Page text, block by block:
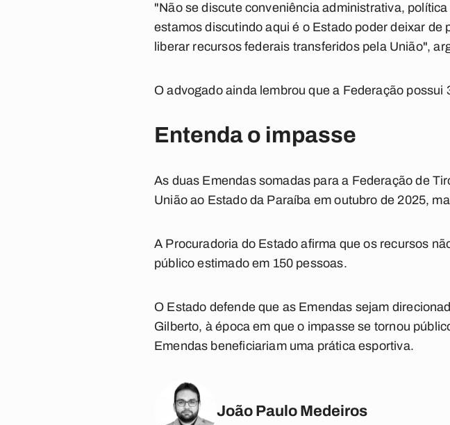
"Não se discute conveniência administrativa,
estamos discutindo aqui é o Estado poder deixar
liberar recursos federais transferidos pela União",
O advogado ainda lembrou que a Federação possui
Entenda o impasse
As duas Emendas somadas para a Federação de
União ao Estado da Paraíba em outubro de 2025,
A Procuradoria do Estado afirma que os recursos
público estimado em 150 pessoas.
O Estado defende que as Emendas sejam
Gilberto, à época em que o impasse se tornou
Emendas beneficiariam uma prática esportiva.
João Paulo Medeiros